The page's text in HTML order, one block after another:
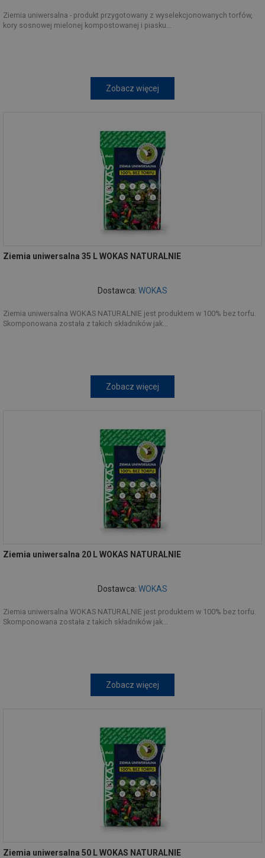
Ziemia uniwersalna - produkt przygotowany z wyselekcjonowanych torfów,
kory sosnowej mielonej kompostowanej i piasku...
Zobacz więcej
Ziemia uniwersalna 35 L WOKAS NATURALNIE
Dostawca: WOKAS
Ziemia uniwersalna WOKAS NATURALNIE jest produktem w 100% bez torfu.
Skomponowana została z takich składników jak...
Zobacz więcej
Ziemia uniwersalna 20 L WOKAS NATURALNIE
Dostawca: WOKAS
Ziemia uniwersalna WOKAS NATURALNIE jest produktem w 100% bez torfu.
Skomponowana została z takich składników jak...
Zobacz więcej
Ziemia uniwersalna 50 L WOKAS NATURALNIE